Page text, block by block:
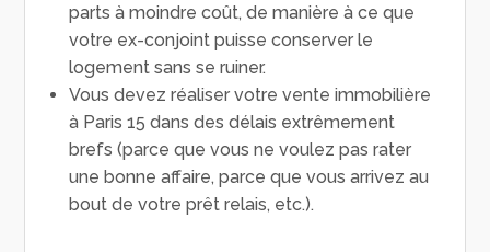
parts à moindre coût, de manière à ce que
votre ex-conjoint puisse conserver le
logement sans se ruiner.
Vous devez réaliser votre vente immobilière
à Paris 15 dans des délais extrêmement
brefs (parce que vous ne voulez pas rater
une bonne affaire, parce que vous arrivez au
bout de votre prêt relais, etc.).